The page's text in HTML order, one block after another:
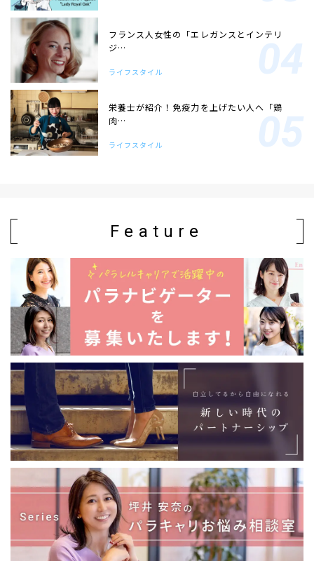
フランス人女性の「エレガンスとインテリ
ジ…
ライフスタイル
栄養士が紹介！免疫力を上げたい人へ「鶏
肉…
ライフスタイル
Feature